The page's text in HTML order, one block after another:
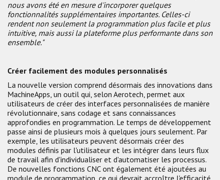
nous avons été en mesure d'incorporer quelques
fonctionnalités supplémentaires importantes. Celles-ci
rendent non seulement la programmation plus facile et plus
intuitive, mais aussi la plateforme plus performante dans son
ensemble."
Créer facilement des modules personnalisés
La nouvelle version comprend désormais des innovations dans
MachineApps, un outil qui, selon Aerotech, permet aux
utilisateurs de créer des interfaces personnalisées de manière
révolutionnaire, sans codage et sans connaissances
approfondies en programmation. Le temps de développement
passe ainsi de plusieurs mois à quelques jours seulement. Par
exemple, les utilisateurs peuvent désormais créer des
modules définis par l'utilisateur et les intégrer dans leurs flux
de travail afin d'individualiser et d'automatiser les processus.
De nouvelles fonctions CNC ont également été ajoutées au